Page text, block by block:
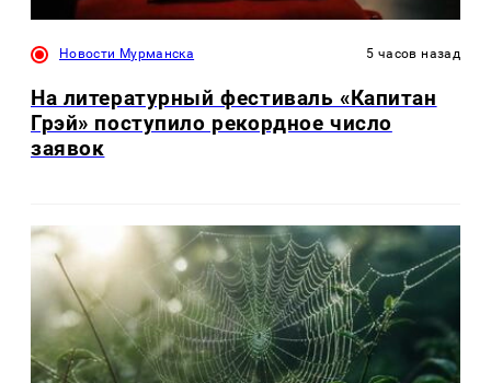
Новости Мурманска 5 часов назад
На литературный фестиваль «Капитан
Грэй» поступило рекордное число
заявок